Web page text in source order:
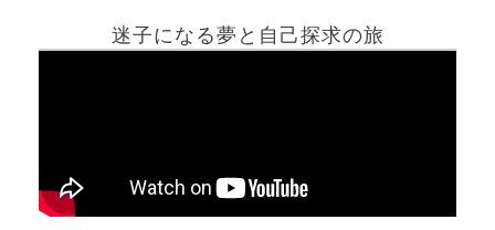
迷子になる夢と自己探求の旅
ホーム
最新記事動画